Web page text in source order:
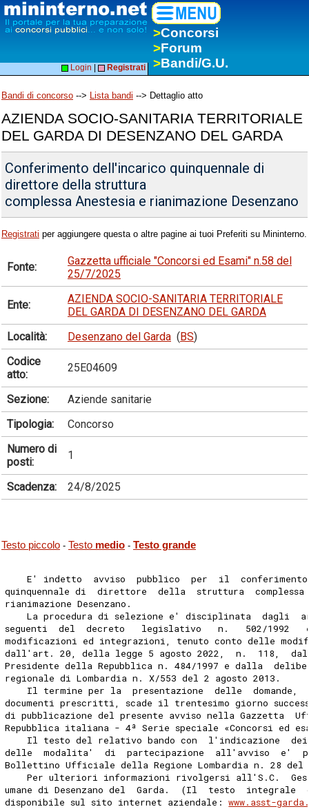
>Concorsi
>Forum
>Bandi/G.U.
Login Registrati
Bandi di concorso --> Lista bandi --> Dettaglio atto
AZIENDA SOCIO-SANITARIA TERRITORIALE
DEL GARDA DI DESENZANO DEL GARDA
Conferimento dell'incarico quinquennale di
direttore della struttura
complessa Anestesia e rianimazione Desenzano
Registrati per aggiungere questa o altre pagine ai tuoi Preferiti su Mininterno.
Fonte:
Gazzetta ufficiale "Concorsi ed Esami" n.58 del
25/7/2025
Ente:
AZIENDA SOCIO-SANITARIA TERRITORIALE
DEL GARDA DI DESENZANO DEL GARDA
Località:
Desenzano del Garda (BS)
Codice
atto:
25E04609
Sezione:
Aziende sanitarie
Tipologia:
Concorso
Numero di
posti:
1
Scadenza: 24/8/2025
Testo piccolo - Testo medio - Testo grande
E' indetto  avviso  pubblico  per  il
quinquennale di  direttore  della  struttura  complessa
rianimazione Desenzano.
La procedura di selezione e' disciplinata  dagli
seguenti  del  decreto   legislativo   n.   502/1992
modificazioni ed integrazioni, tenuto conto delle
dall'art. 20, della legge 5 agosto 2022,  n.  118,
Presidente della Repubblica n. 484/1997 e dalla
regionale di Lombardia n. X/553 del 2 agosto 2013.
Il termine per la  presentazione  delle  domande,
documenti prescritti, scade il trentesimo giorno
di pubblicazione del presente avviso nella Gazzetta
Repubblica italiana - 4ª Serie speciale «Concorsi ed
Il testo del relativo bando con  l'indicazione
delle  modalita'  di  partecipazione  all'avviso  e'
Bollettino Ufficiale della Regione Lombardia n. 28
Per ulteriori informazioni rivolgersi all'S.C.
umane di Desenzano del  Garda.  (Il  testo  integrale
disponibile sul sito internet aziendale: www.asst-